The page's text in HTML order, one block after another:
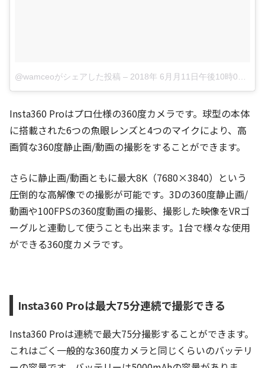
@wamceoがシェアした投稿 – 2018年 6月月11日午後10時06分PDT
Insta360 Proはプロ仕様の360度カメラです。球型の本体
に搭載された6つの魚眼レンズと4つのマイクにより、高
画質な360度静止画/動画の撮影をすることができます。
さらに静止画/動画ともに最大8K（7680×3840）という
圧倒的な高解像での撮影が可能です。3Dの360度静止画/
動画や100FPSの360度動画の撮影、撮影した映像をVRゴ
ーグルと連動して使うことも出来ます。1台で様々な使用
ができる360度カメラです。
Insta360 Proは最大75分連続で撮影できる
Insta360 Proは連続で最大75分撮影することができます。
これはごく一般的な360度カメラと同じくらいのバッテリ